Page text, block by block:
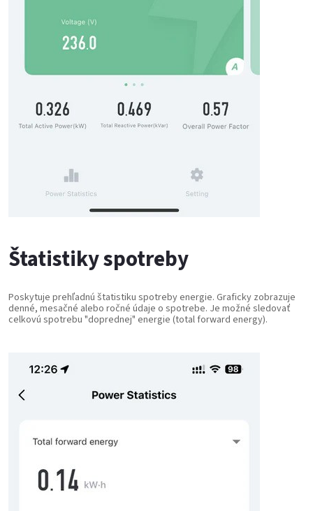
Štatistiky spotreby
Poskytuje prehľadnú štatistiku spotreby energie. Graficky zobrazuje
denné, mesačné alebo ročné údaje o spotrebe. Je možné sledovať
celkovú spotrebu "doprednej" energie (total forward energy).